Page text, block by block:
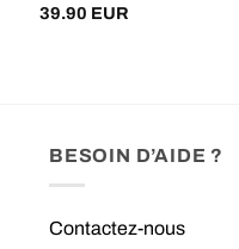
39.90 EUR
BESOIN D’AIDE ?
Contactez-nous